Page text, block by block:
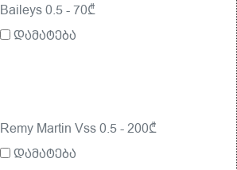
Baileys 0.5 - 70₾
დამატება
Remy Martin Vss 0.5 - 200₾
დამატება